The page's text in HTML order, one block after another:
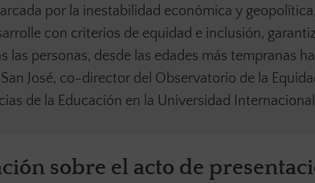
por la inestabilidad económica y
con criterios de equidad e inclusión,
las personas, desde las edades más tempranas
José, co-director del Observatorio de la
de la Educación en la Universidad
sobre el acto de